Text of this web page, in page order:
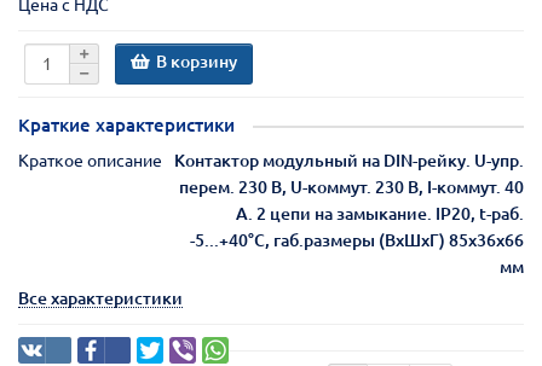
Цена с НДС
В корзину
Краткие характеристики
Краткое описание
Контактор модульный на DIN-рейку. U-упр.
перем. 230 В, U-коммут. 230 В, I-коммут. 40
А. 2 цепи на замыкание. IP20, t-раб.
-5...+40°С, габ.размеры (ВхШхГ) 85х36х66
мм
Все характеристики